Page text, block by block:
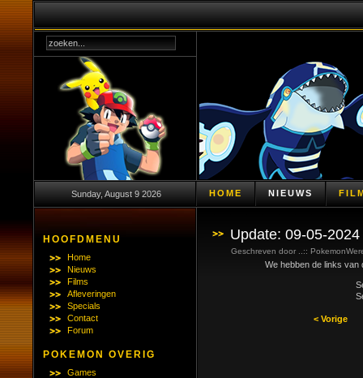
Sunday, August 9 2026 HOME NIEUWS
HOOFDMENU
Home
Nieuws
Films
Afleveringen
Specials
Contact
Forum
POKEMON OVERIG
Games
Update: 09-05-2024
Geschreven door ..::
We hebben de links van
< Vorige